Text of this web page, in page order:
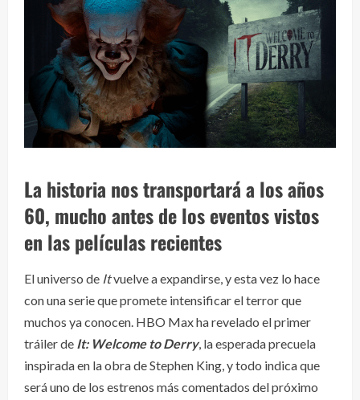
La historia nos transportará a los años
60, mucho antes de los eventos vistos
en las películas recientes
El universo de Itvuelve a expandirse, y esta vez lo hace
con una serie que promete intensificar el terror que
muchos ya conocen. HBO Max ha revelado el primer
tráiler de It: Welcome to Derry, la esperada precuela
inspirada en la obra de Stephen King, y todo indica que
será uno de los estrenos más comentados del próximo